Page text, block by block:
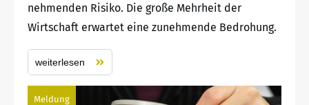
nehmenden Risiko. Die große Mehrheit der
Wirtschaft erwartet eine zunehmende Bedrohung.
weiterlesen
Meldung